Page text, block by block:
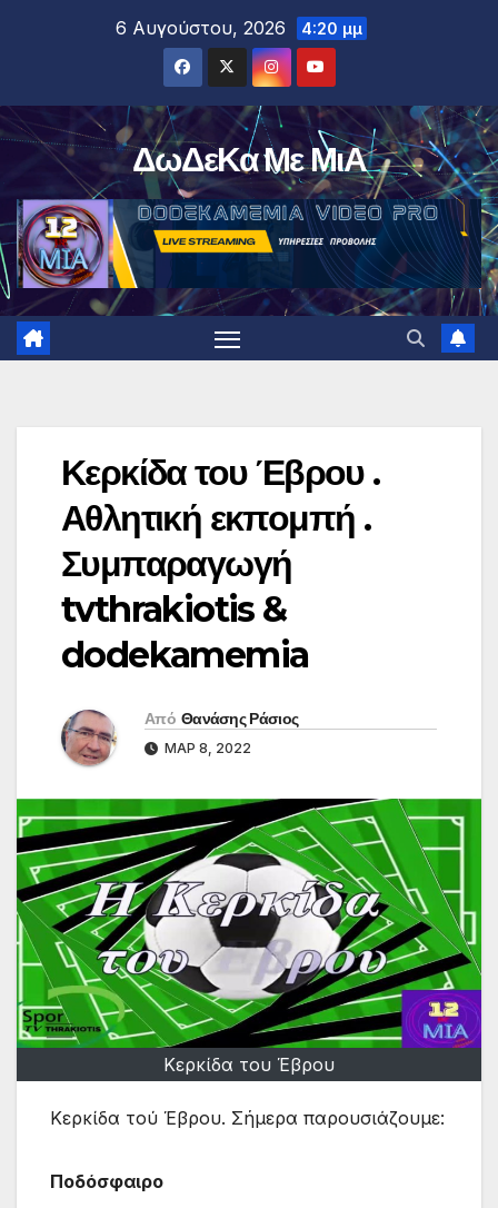
6 Αυγούστου, 2026 4:20 μμ
ΔωΔεΚα Με ΜιΑ
Κερκίδα του Έβρου .
Αθλητική εκπομπή .
Συμπαραγωγή
tvthrakiotis &
dodekamemia
Από Θανάσης Ράσιος
ΜΑΡ 8, 2022
Κερκίδα του Έβρου
Κερκίδα τού Έβρου. Σήμερα παρουσιάζουμε:
Ποδόσφαιρο